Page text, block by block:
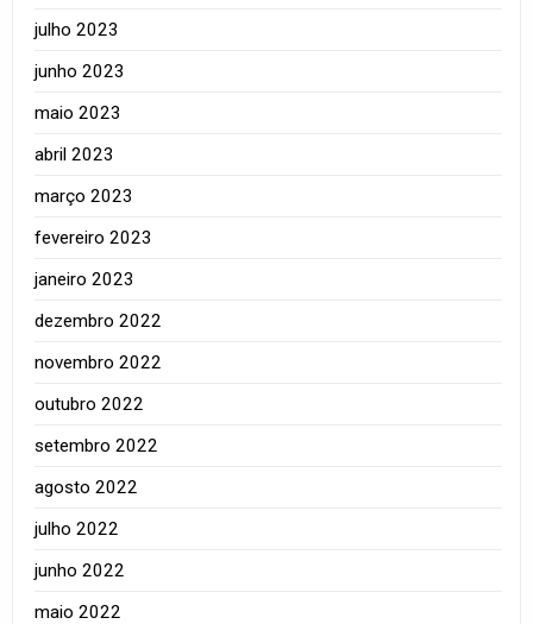
julho 2023
junho 2023
maio 2023
abril 2023
março 2023
fevereiro 2023
janeiro 2023
dezembro 2022
novembro 2022
outubro 2022
setembro 2022
agosto 2022
julho 2022
junho 2022
maio 2022